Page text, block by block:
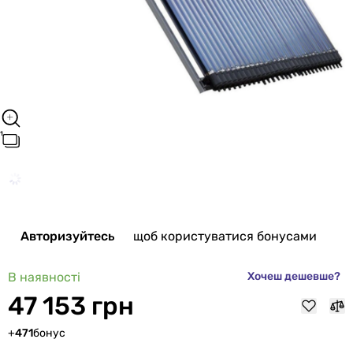
Авторизуйтесь щоб користуватися бонусами
В наявності Хочеш дешевше?
47 153 грн
+471бонус